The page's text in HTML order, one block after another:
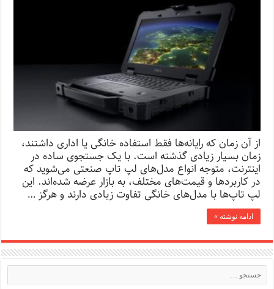
از آن زمان که رایانه‌ها فقط استفاده خانگی یا اداری داشتند،
زمان بسیار زیادی گذشته است. با یک جستجوی ساده در
اینترنت، متوجه انواع مدل‌های لپ تاپ صنعتی می‌شوید که
در کاربردها و قیمت‌های مختلف، به بازار عرضه شده‌اند. این
لپ تاپ‌ها با مدل‌های خانگی تفاوت زیادی دارند و هرگز …
ادامه نوشته »